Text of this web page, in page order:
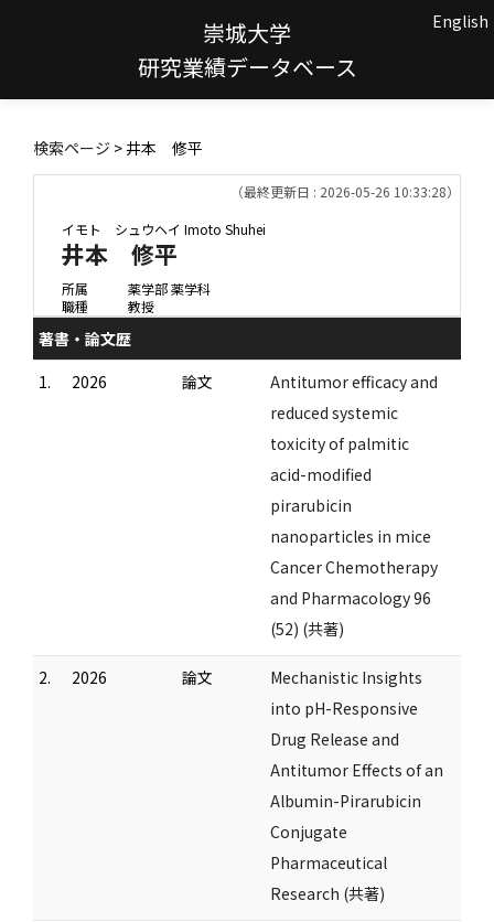
崇城大学
研究業績データベース
English
検索ページ > 井本 修平
（最終更新日 : 2026-05-26 10:33:28）
イモト シュウヘイ Imoto Shuhei
井本 修平
所属
薬学部 薬学科
職種
教授
著書・論文歴
1.
2026 論文
Antitumor efficacy and
reduced systemic
toxicity of palmitic
acid-modified
pirarubicin
nanoparticles in mice
Cancer Chemotherapy
and Pharmacology 96
(52) (共著)
2. 2026 論文
Mechanistic Insights
into pH-Responsive
Drug Release and
Antitumor Effects of an
Albumin-Pirarubicin
Conjugate
Pharmaceutical
Research (共著)